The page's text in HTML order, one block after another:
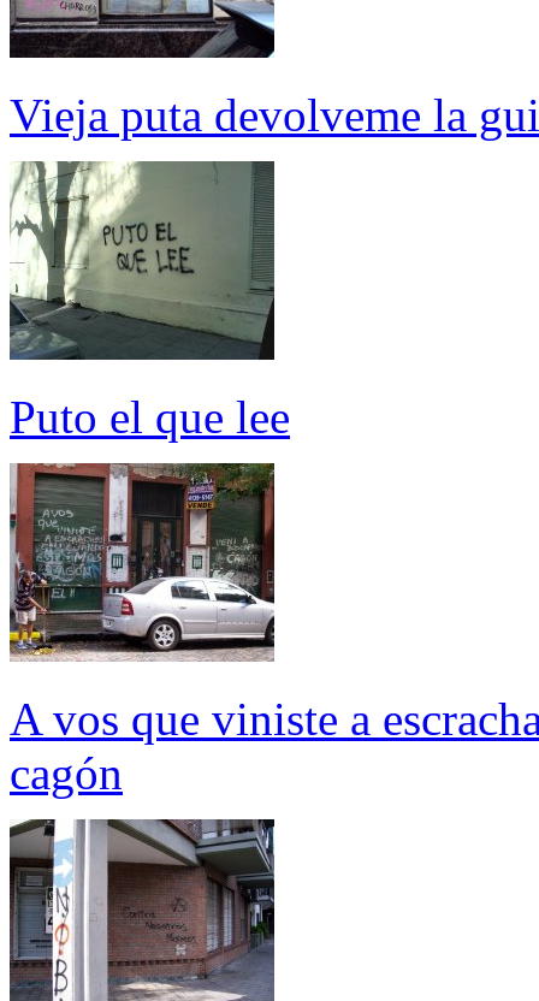
Vieja puta devolveme la
Puto el que lee
A vos que viniste a
cagón